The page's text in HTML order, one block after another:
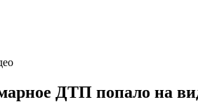
ДТП попало на